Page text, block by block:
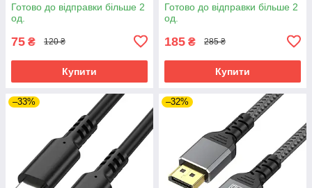
Готово до відправки більше 2
од.
75 ₴ 120 ₴
Купити
Готово до відправки більше 2
од.
185 ₴ 285 ₴
Купити
–33% –32%